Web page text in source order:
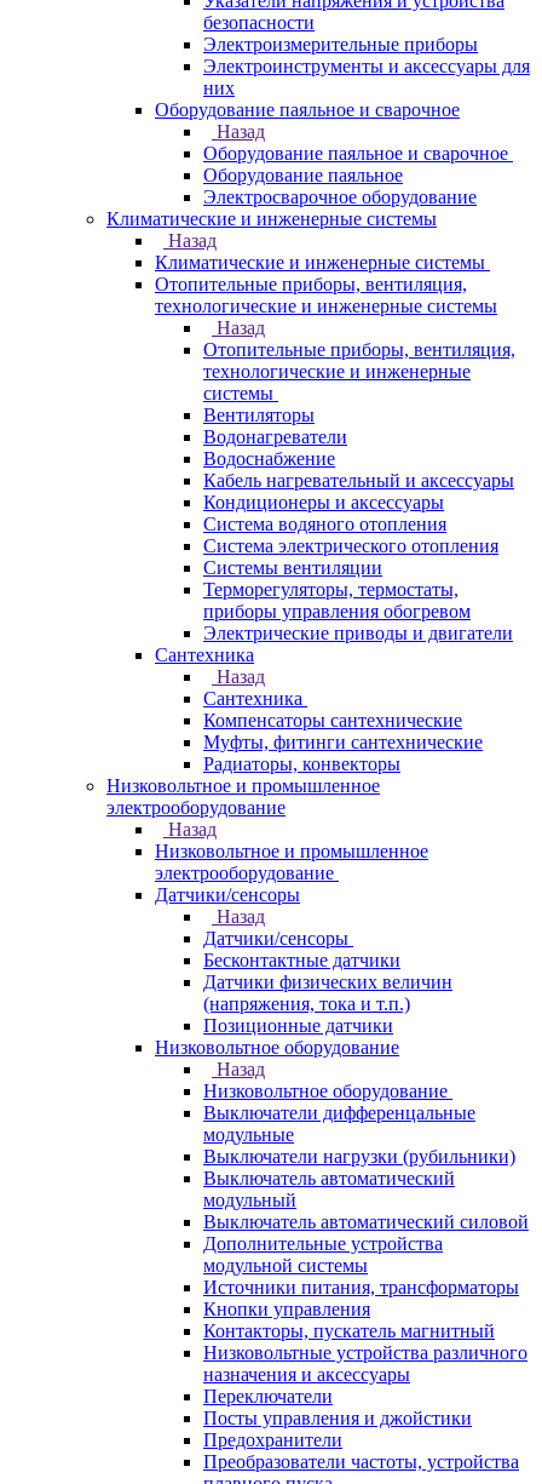
безопасности
Электроизмерительные приборы
Электроинструменты и аксессуары для
них
Оборудование паяльное и сварочное
Назад
Оборудование паяльное и сварочное
Оборудование паяльное
Электросварочное оборудование
Климатические и инженерные системы
Назад
Климатические и инженерные системы
Отопительные приборы, вентиляция,
технологические и инженерные системы
Назад
Отопительные приборы, вентиляция,
технологические и инженерные
системы
Вентиляторы
Водонагреватели
Водоснабжение
Кабель нагревательный и аксессуары
Кондиционеры и аксессуары
Система водяного отопления
Система электрического отопления
Системы вентиляции
Терморегуляторы, термостаты,
приборы управления обогревом
Электрические приводы и двигатели
Сантехника
Назад
Сантехника
Компенсаторы сантехнические
Муфты, фитинги сантехнические
Радиаторы, конвекторы
Низковольтное и промышленное
электрооборудование
Назад
Низковольтное и промышленное
электрооборудование
Датчики/сенсоры
Назад
Датчики/сенсоры
Бесконтактные датчики
Датчики физических величин
(напряжения, тока и т.п.)
Позиционные датчики
Низковольтное оборудование
Назад
Низковольтное оборудование
Выключатели дифференцальные
модульные
Выключатели нагрузки (рубильники)
Выключатель автоматический
модульный
Выключатель автоматический силовой
Дополнительные устройства
модульной системы
Источники питания, трансформаторы
Кнопки управления
Контакторы, пускатель магнитный
Низковольтные устройства различного
назначения и аксессуары
Переключатели
Посты управления и джойстики
Предохранители
Преобразователи частоты, устройства